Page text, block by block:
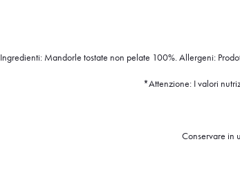
Ingredienti: Mandorle tostate non pelate 100%. Allergeni:
*Attenzione: I valori
Conservare in